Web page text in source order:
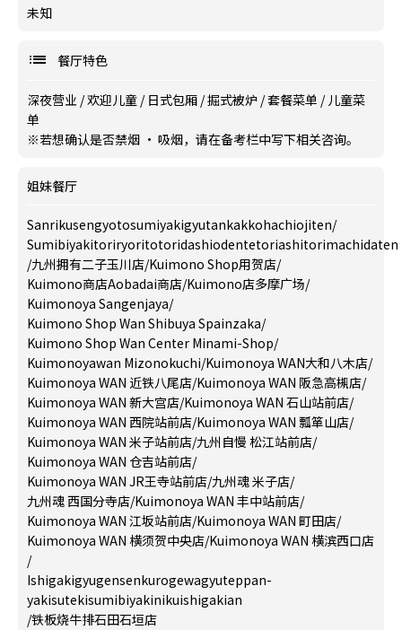
未知
餐厅特色
深夜营业 /欢迎儿童 / 日式包厢 /掘式被炉 /套餐菜单 /儿童菜
单
※若想确认是否禁烟 · 吸烟，请在备考栏中写下相关咨询。
姐妹餐厅
Sanrikusengyotosumiyakigyutankakkohachiojiten/
Sumibiyakitoriryoritotoridashiodentetoriashitorimachidaten
/九州拥有二子玉川店/Kuimono Shop用贺店/
Kuimono商店Aobadai商店/Kuimono店多摩广场/
Kuimonoya Sangenjaya/
Kuimono Shop Wan Shibuya Spainzaka/
Kuimono Shop Wan Center Minami-Shop/
Kuimonoyawan Mizonokuchi/Kuimonoya WAN大和八木店/
Kuimonoya WAN 近铁八尾店/Kuimonoya WAN 阪急高槻店/
Kuimonoya WAN 新大宫店/Kuimonoya WAN 石山站前店/
Kuimonoya WAN 西院站前店/Kuimonoya WAN 瓢箪山店/
Kuimonoya WAN 米子站前店/九州自慢 松江站前店/
Kuimonoya WAN 仓吉站前店/
Kuimonoya WAN JR王寺站前店/九州魂 米子店/
九州魂 西国分寺店/Kuimonoya WAN 丰中站前店/
Kuimonoya WAN 江坂站前店/Kuimonoya WAN 町田店/
Kuimonoya WAN 横须贺中央店/Kuimonoya WAN 横滨西口店
/
Ishigakigyugensenkurogewagyuteppan-
yakisutekisumibiyakinikuishigakian
/铁板烧牛排石田石垣店